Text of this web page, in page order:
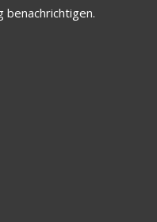
benachrichtigen.